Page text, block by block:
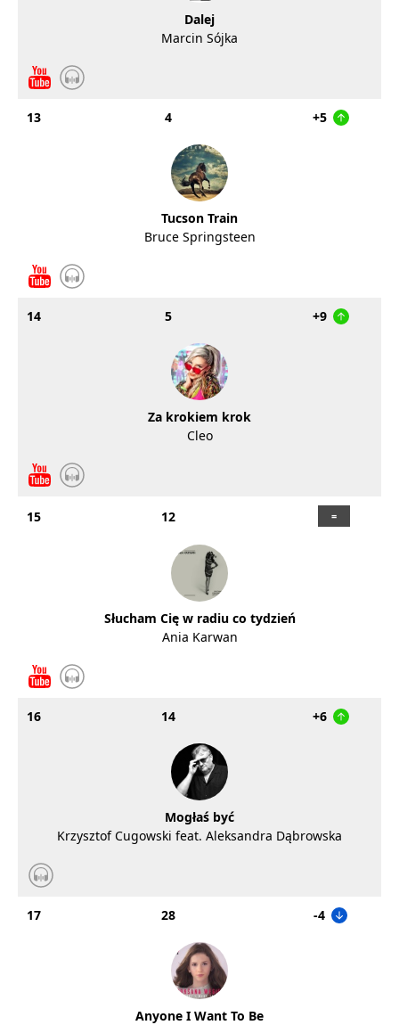
Dalej
Marcin Sójka
13 4 +5
Tucson Train
Bruce Springsteen
14 5 +9
Za krokiem krok
Cleo
15 12
Słucham Cię w radiu co tydzień
Ania Karwan
16 14 +6
Mogłaś być
Krzysztof Cugowski feat. Aleksandra Dąbrowska
17 28 -4
Anyone I Want To Be